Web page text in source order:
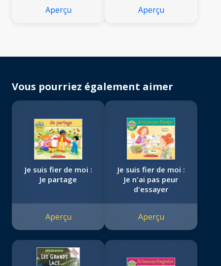
Aperçu Aperçu
Vous pourriez également aimer
Je suis fier de moi :
Je partage
Aperçu
Je suis fier de moi :
Je n'ai pas peur
d'essayer
Aperçu